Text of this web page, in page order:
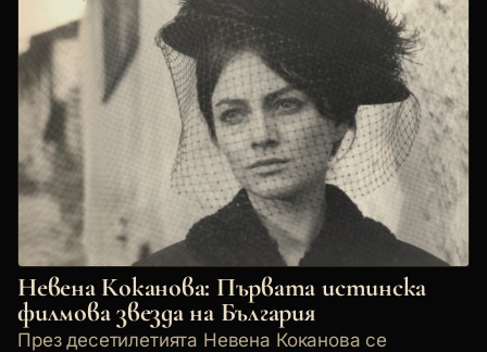
Невена Коканова: Първата истинска
филмова звезда на България
През десетилетията Невена Коканова се